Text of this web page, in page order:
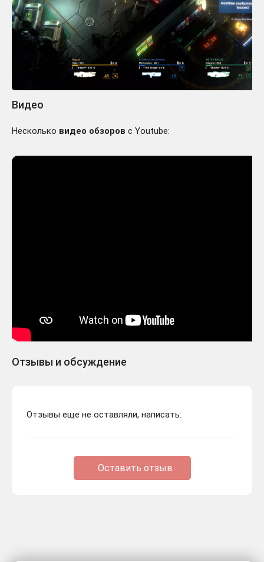
Видео
Несколько видео обзоров с Youtube:
Отзывы и обсуждение
Отзывы еще не оставляли, написать:
Оставить отзыв